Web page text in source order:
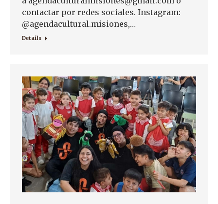
contactar por redes sociales. Instagram:
@agendacultural.misiones,…
Details